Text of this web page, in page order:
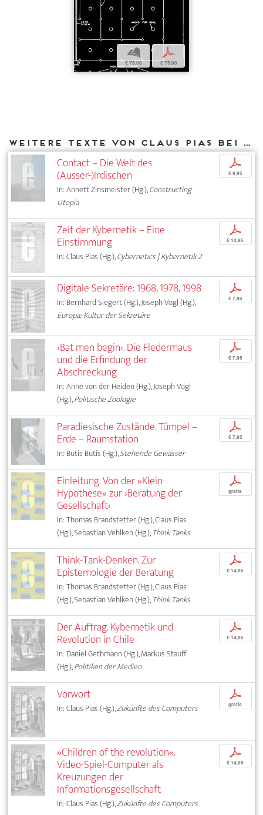
b
€ 75,00
p
€ 75,00
Weitere Texte von Claus Pias bei DIAPHANES
Contact – Die Welt des
(Ausser-)Irdischen
In: Annett Zinsmeister (Hg.),Constructing
Utopia
p
€ 9,95
Zeit der Kybernetik – Eine
Einstimmung
In: Claus Pias (Hg.),Cybernetics | Kybernetik 2
p
€ 14,95
Digitale Sekretäre: 1968, 1978, 1998
In: Bernhard Siegert (Hg.), Joseph Vogl (Hg.),
Europa: Kultur der Sekretäre
p
€ 7,95
›Bat men begin‹. Die Fledermaus
und die Erfindung der
Abschreckung
In: Anne von der Heiden (Hg.), Joseph Vogl
(Hg.),Politische Zoologie
p
€ 7,95
Paradiesische Zustände. Tümpel –
Erde – Raumstation
In: Butis Butis (Hg.),Stehende Gewässer
p
€ 7,95
Einleitung. Von der »Klein-
Hypothese« zur ›Beratung der
Gesellschaft‹
In: Thomas Brandstetter (Hg.), Claus Pias
(Hg.), Sebastian Vehlken (Hg.),Think Tanks
p
gratis
Think-Tank-Denken. Zur
Epistemologie der Beratung
In: Thomas Brandstetter (Hg.), Claus Pias
(Hg.), Sebastian Vehlken (Hg.),Think Tanks
p
€ 14,95
Der Auftrag. Kybernetik und
Revolution in Chile
In: Daniel Gethmann (Hg.), Markus Stauff
(Hg.),Politiken der Medien
p
€ 14,95
Vorwort
In: Claus Pias (Hg.),Zukünfte des Computers
p
gratis
»Children of the revolution«.
Video-Spiel-Computer als
Kreuzungen der
Informationsgesellschaft
In: Claus Pias (Hg.),Zukünfte des Computers
p
€ 14,95